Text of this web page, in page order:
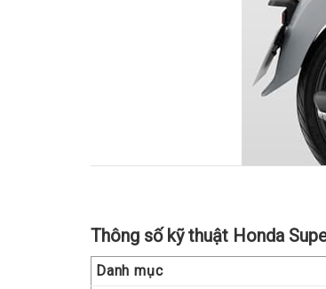
Thông số kỹ thuật Honda
Danh mục